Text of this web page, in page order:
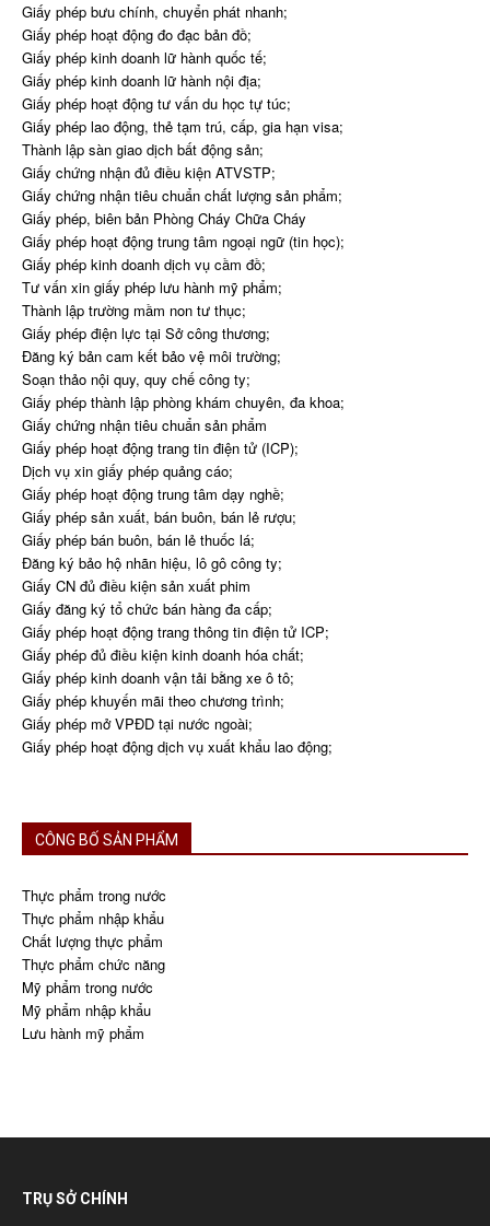
Giấy phép bưu chính, chuyển phát nhanh;
Giấy phép hoạt động đo đạc bản đồ;
Giấy phép kinh doanh lữ hành quốc tế;
Giấy phép kinh doanh lữ hành nội địa;
Giấy phép hoạt động tư vấn du học tự túc;
Giấy phép lao động, thẻ tạm trú, cấp, gia hạn visa;
Thành lập sàn giao dịch bất động sản;
Giấy chứng nhận đủ điều kiện ATVSTP;
Giấy chứng nhận tiêu chuẩn chất lượng sản phẩm;
Giấy phép, biên bản Phòng Cháy Chữa Cháy
Giấy phép hoạt động trung tâm ngoại ngữ (tin học);
Giấy phép kinh doanh dịch vụ cầm đồ;
Tư vấn xin giấy phép lưu hành mỹ phẩm;
Thành lập trường mầm non tư thục;
Giấy phép điện lực tại Sở công thương;
Đăng ký bản cam kết bảo vệ môi trường;
Soạn thảo nội quy, quy chế công ty;
Giấy phép thành lập phòng khám chuyên, đa khoa;
Giấy chứng nhận tiêu chuẩn sản phẩm
Giấy phép hoạt động trang tin điện tử (ICP);
Dịch vụ xin giấy phép quảng cáo;
Giấy phép hoạt động trung tâm dạy nghề;
Giấy phép sản xuất, bán buôn, bán lẻ rượu;
Giấy phép bán buôn, bán lẻ thuốc lá;
Đăng ký bảo hộ nhãn hiệu, lô gô công ty;
Giấy CN đủ điều kiện sản xuất phim
Giấy đăng ký tổ chức bán hàng đa cấp;
Giấy phép hoạt động trang thông tin điện tử ICP;
Giấy phép đủ điều kiện kinh doanh hóa chất;
Giấy phép kinh doanh vận tải bằng xe ô tô;
Giấy phép khuyến mãi theo chương trình;
Giấy phép mở VPĐD tại nước ngoài;
Giấy phép hoạt động dịch vụ xuất khẩu lao động;
CÔNG BỐ SẢN PHẨM
Thực phẩm trong nước
Thực phẩm nhập khẩu
Chất lượng thực phẩm
Thực phẩm chức năng
Mỹ phẩm trong nước
Mỹ phẩm nhập khẩu
Lưu hành mỹ phẩm
TRỤ SỞ CHÍNH